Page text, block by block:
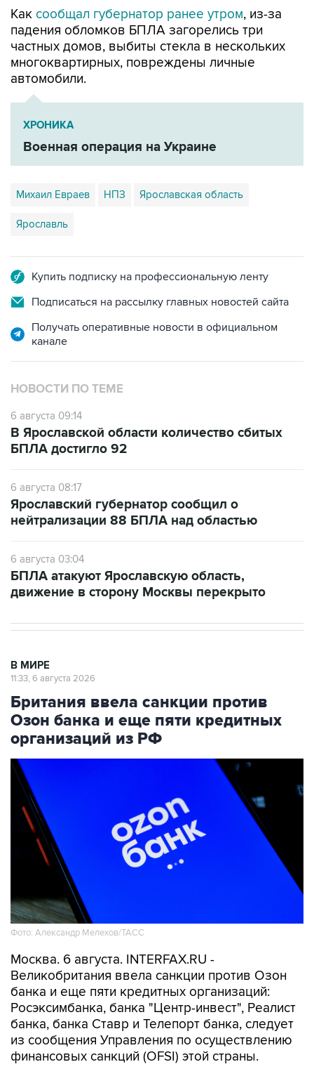
Как сообщал губернатор ранее утром, из-за
падения обломков БПЛА загорелись три
частных домов, выбиты стекла в нескольких
многоквартирных, повреждены личные
автомобили.
ХРОНИКА
Военная операция на Украине
Михаил Евраев НПЗ Ярославская область
Ярославль
Купить подписку на профессиональную ленту
Подписаться на рассылку главных новостей сайта
Получать оперативные новости в официальном
канале
НОВОСТИ ПО ТЕМЕ
6 августа 09:14
В Ярославской области количество сбитых
БПЛА достигло 92
6 августа 08:17
Ярославский губернатор сообщил о
нейтрализации 88 БПЛА над областью
6 августа 03:04
БПЛА атакуют Ярославскую область,
движение в сторону Москвы перекрыто
В МИРЕ
11:33, 6 августа 2026
Британия ввела санкции против
Озон банка и еще пяти кредитных
организаций из РФ
Фото: Александр Мелехов/ТАСС
Москва. 6 августа. INTERFAX.RU -
Великобритания ввела санкции против Озон
банка и еще пяти кредитных организаций:
Росэксимбанка, банка "Центр-инвест", Реалист
банка, банка Ставр и Телепорт банка, следует
из сообщения Управления по осуществлению
финансовых санкций (OFSI) этой страны.